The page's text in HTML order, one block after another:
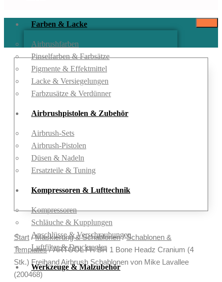
Farben & Lacke
Airbrushfarben
Pinselfarben & Farbsätze
Pigmente & Effektmittel
Lacke & Versiegelungen
Farbzusätze & Verdünner
Airbrushpistolen & Zubehör
Airbrush-Sets
Airbrush-Pistolen
Düsen & Nadeln
Ersatzteile & Tuning
Kompressoren & Lufttechnik
Kompressoren
Schläuche & Kupplungen
Anschlüsse & Verschraubungen
Luftfilter & Druckregler
Werkzeuge & Malzubehör
Start /Maskierung & Schablonen/Schablonen &
Templates/ ARTOOL FH BH 1 Bone Headz Cranium (4
Stk.) Freihand Airbrush Schablonen von Mike Lavallee
(200468)